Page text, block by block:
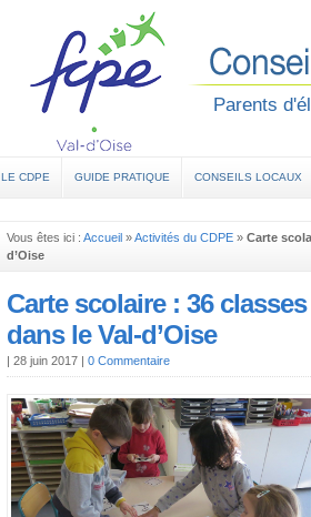
Parents
LE CDPE GUIDE PRATIQUE CONSEILS LOCAUX
Vous êtes ici : Accueil »Activités du CDPE » Carte
d’Oise
Carte scolaire : 36
dans le Val-d’Oise
| 28 juin 2017 | 0 Commentaire